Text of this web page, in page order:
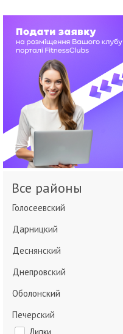
Все районы
Голосеевский
Дарницкий
Деснянский
Днепровский
Оболонский
Печерский